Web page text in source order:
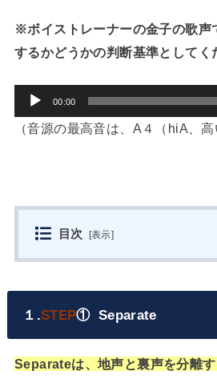
※ボイストレーナーの金子の歌声
するかどうかの判断基準としてく
声
00:00
（音源の最高音は、A４（hiA、高
目次 [表示]
１.STEP① Separate
Separateは、地声と裏声を分離